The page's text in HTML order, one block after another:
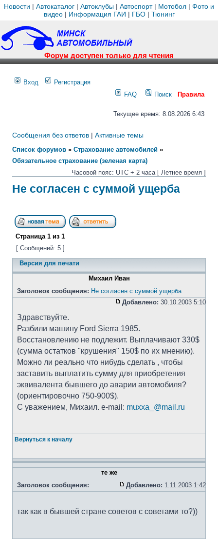
Новости | Автокаталог | Автоклубы | Автоспорт| Мотобол | Фото и
видео| Информация ГАИ | ГБО| Тюнинг
Форум доступен только для чтения
Вход
Регистрация
FAQ
Поиск Правила
Текущее время: 8.08.2026 6:43
Сообщения без ответов | Активные темы
Список форумов » Страхование автомобилей »
Обязательное страхование (зеленая карта)
Часовой пояс: UTC + 2 часа [ Летнее время ]
Не согласен с суммой ущерба
Страница 1 из 1
[ Сообщений: 5 ]
Версия для печати
Михаил Иван
Заголовок сообщения: Не согласен с суммой ущерба
Добавлено: 30.10.2003 5:10
Здравствуйте.
Разбили машину Ford Sierra 1985.
Восстановлению не подлежит. Выплачивают 330$
(сумма остатков "крушения" 150$ по их мнению).
Можно ли реально что нибудь сделать , чтобы
заставить выплатить сумму для приобретения
эквивалента бывшего до аварии автомобиля?
(ориентировочно 750-900$).
С уважением, Михаил. e-mail: muxxa_@mail.ru
Вернуться к началу
те же
Заголовок сообщения:
Добавлено: 1.11.2003 1:42
так как в бывшей стране советов с советами то?))